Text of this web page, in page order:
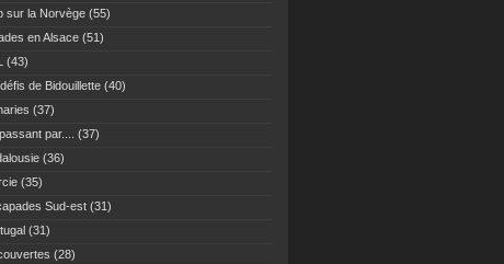
sur la Norvège (55)
en Alsace (51)
(43)
de Bidouillette (40)
(37)
par....
(37)
(36)
(35)
Sud-est (31)
(31)
(28)